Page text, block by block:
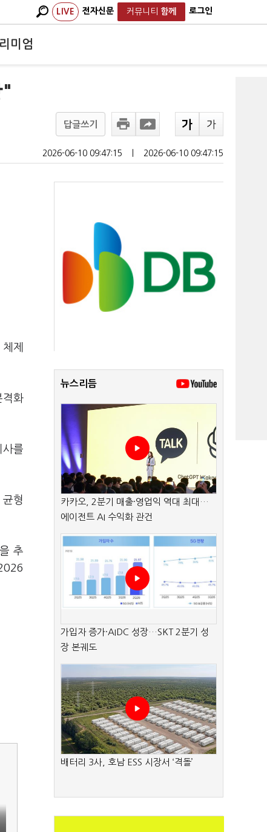
LIVE 전자신문 커뮤니티 함께 로그인
미엄
답글쓰기
2026-06-10 09:47:15 2026-06-10 09:47:15
제
격화
를
형
추
뉴스리듬
카카오, 2분기 매출·영업익 역대 최대…
에이전트 AI 수익화 관건
가입자 증가·AIDC 성장…SKT 2분기 성
장 본궤도
배터리 3사, 호남 ESS 시장서 ‘격돌’